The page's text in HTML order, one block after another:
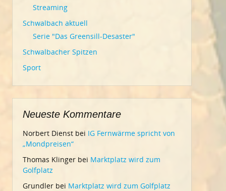
Streaming
Schwalbach aktuell
Serie "Das Greensill-Desaster"
Schwalbacher Spitzen
Sport
Neueste Kommentare
Norbert Dienst bei IG Fernwärme spricht von
„Mondpreisen“
Thomas Klinger bei Marktplatz wird zum
Golfplatz
Grundler bei Marktplatz wird zum Golfplatz